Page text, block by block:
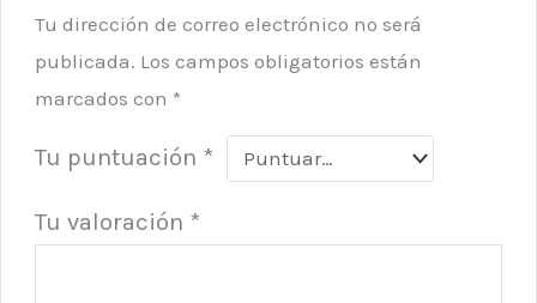
Tu dirección de correo electrónico no será
publicada. Los campos obligatorios están
marcados con *
Tu puntuación *
Tu valoración *